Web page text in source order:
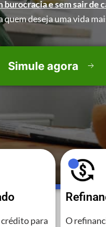
burocracia e sem sair de
quem deseja uma vida
Simule agora
crédito para
O